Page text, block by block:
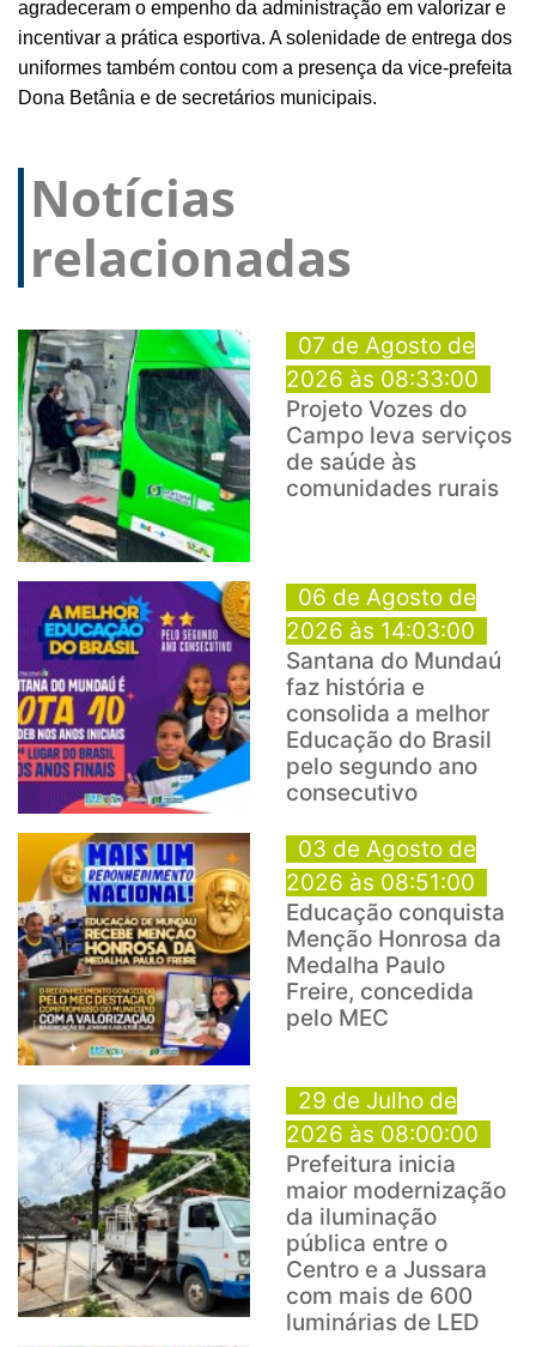
agradeceram o empenho da administração em valorizar e
incentivar a prática esportiva. A solenidade de entrega dos
uniformes também contou com a presença da vice-prefeita
Dona Betânia e de secretários municipais.
Notícias
relacionadas
07 de Agosto de
2026 às 08:33:00
Projeto Vozes do
Campo leva serviços
de saúde às
comunidades rurais
06 de Agosto de
2026 às 14:03:00
Santana do Mundaú
faz história e
consolida a melhor
Educação do Brasil
pelo segundo ano
consecutivo
03 de Agosto de
2026 às 08:51:00
Educação conquista
Menção Honrosa da
Medalha Paulo
Freire, concedida
pelo MEC
29 de Julho de
2026 às 08:00:00
Prefeitura inicia
maior modernização
da iluminação
pública entre o
Centro e a Jussara
com mais de 600
luminárias de LED